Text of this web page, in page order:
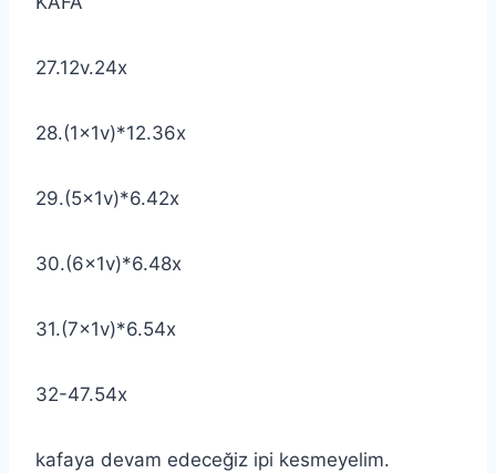
27.12v.24x
28.(1x1v)*12.36x
29.(5x1v)*6.42x
30.(6x1v)*6.48x
31.(7x1v)*6.54x
32-47.54x
kafaya devam edeceğiz ipi kesmeyelim.